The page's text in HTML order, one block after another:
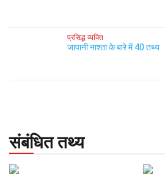
प्रसिद्ध व्यक्ति
जापानी नाश्ता के बारे में 40 तथ्य
संबंधित तथ्य